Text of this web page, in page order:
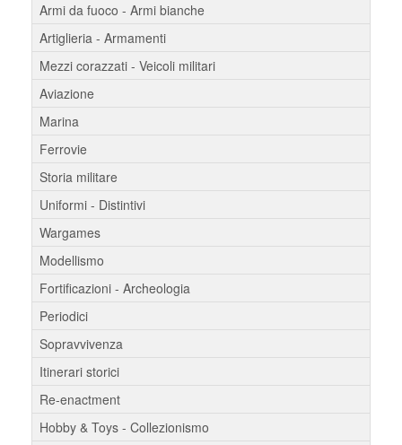
Armi da fuoco - Armi bianche
Artiglieria - Armamenti
Mezzi corazzati - Veicoli militari
Aviazione
Marina
Ferrovie
Storia militare
Uniformi - Distintivi
Wargames
Modellismo
Fortificazioni - Archeologia
Periodici
Sopravvivenza
Itinerari storici
Re-enactment
Hobby & Toys - Collezionismo